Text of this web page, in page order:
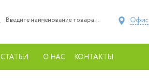
Офис
СТАТЬИ О НАС КОНТАКТЫ